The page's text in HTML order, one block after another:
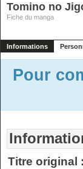
Tomino no
Fiche du manga
Informations
Pour
Titre original :